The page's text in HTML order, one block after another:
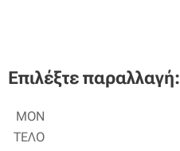
Επιλέξτε παραλλαγή:
ΜΟΝ
ΤΕΛΟ